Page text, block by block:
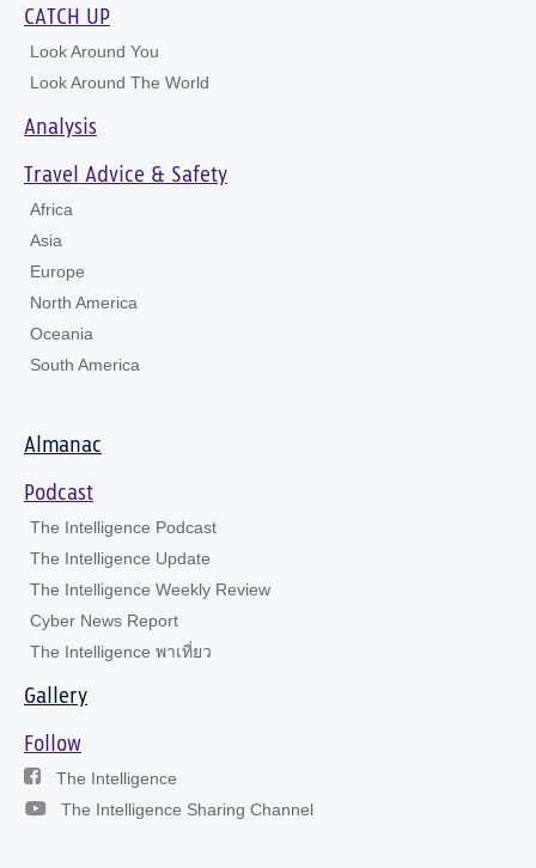
CATCH UP
Look Around You
Look Around The World
Analysis
Travel Advice & Safety
Africa
Asia
Europe
North America
Oceania
South America
Almanac
Podcast
The Intelligence Podcast
The Intelligence Update
The Intelligence Weekly Review
Cyber News Report
The Intelligence พาเที่ยว
Gallery
Follow
The Intelligence
The Intelligence Sharing Channel